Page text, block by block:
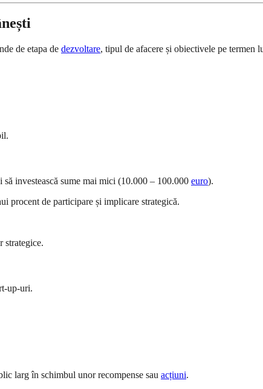
de etapa de dezvoltare, tipul de afacere și obiectivele pe termen
să investească sume mai mici (10.000 – 100.000 euro).
procent de participare și implicare strategică.
strategice.
up-uri.
larg în schimbul unor recompense sau acțiuni.